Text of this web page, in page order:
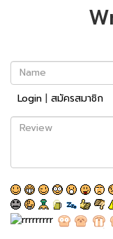
Name
Login | สมัครสมาชิก
Review